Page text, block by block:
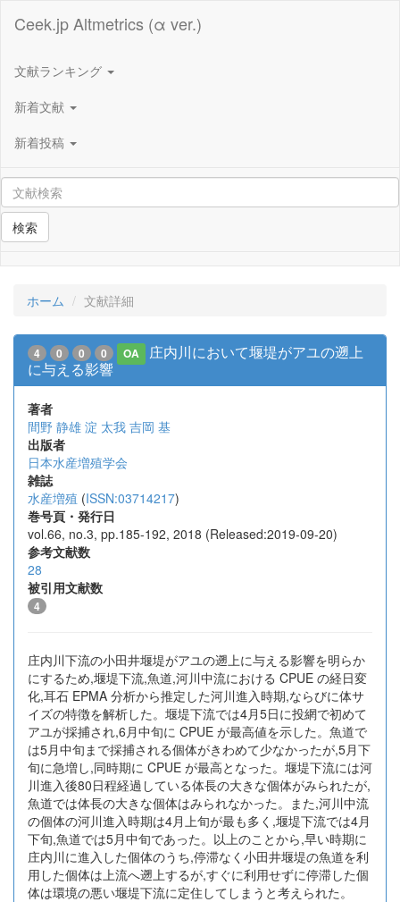
Ceek.jp Altmetrics (α ver.)
文献ランキング
新着文献
新着投稿
検索
ホーム 文献詳細
4 0 0 0 OA
庄内川において堰堤がアユの遡上
に与える影響
著者
間野 静雄 淀 太我 吉岡 基
出版者
日本水産増殖学会
雑誌
水産増殖 (ISSN:03714217)
巻号頁・発行日
vol.66, no.3, pp.185-192, 2018 (Released:2019-09-20)
参考文献数
28
被引用文献数
4
庄内川下流の小田井堰堤がアユの遡上に与える影響を明らか
にするため,堰堤下流,魚道,河川中流における CPUE の経日変
化,耳石 EPMA 分析から推定した河川進入時期,ならびに体サ
イズの特徴を解析した。堰堤下流では4月5日に投網で初めて
アユが採捕され,6月中旬に CPUE が最高値を示した。魚道で
は5月中旬まで採捕される個体がきわめて少なかったが,5月下
旬に急増し,同時期に CPUE が最高となった。堰堤下流には河
川進入後80日程経過している体長の大きな個体がみられたが,
魚道では体長の大きな個体はみられなかった。また,河川中流
の個体の河川進入時期は4月上旬が最も多く,堰堤下流では4月
下旬,魚道では5月中旬であった。以上のことから,早い時期に
庄内川に進入した個体のうち,停滞なく小田井堰堤の魚道を利
用した個体は上流へ遡上するが,すぐに利用せずに停滞した個
体は環境の悪い堰堤下流に定住してしまうと考えられた。